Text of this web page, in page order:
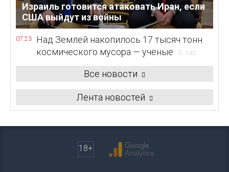
Израиль готовится атаковать Иран, если
США выйдут из войны
07:23
Над Землей накопилось 17 тысяч тонн
космического мусора — ученые
143
Все новости
Лента новостей
18+